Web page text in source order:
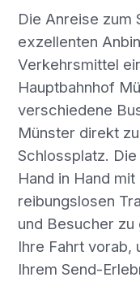
Die Anreise zum
exzellenten
Verkehrsmittel
Hauptbahnhof
verschiedene
Münster direkt
Schlossplatz. Die
Hand in Hand
reibungslosen
und Besucher zu
Ihre Fahrt vorab,
Ihrem Send-